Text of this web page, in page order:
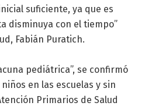
suficiente, ya que es
disminuya con el tiempo”
Fabián Puratich.
pediátrica”, se confirmó
en las escuelas y sin
Primarios de Salud